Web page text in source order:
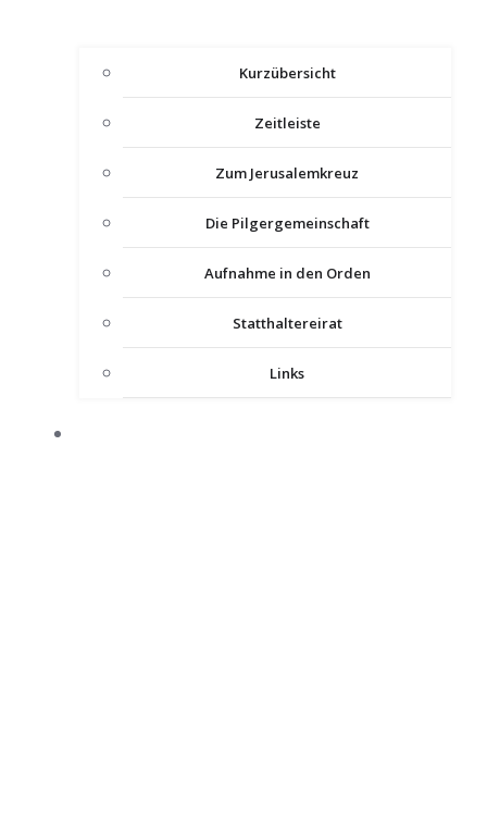
Kurzübersicht
Zeitleiste
Zum Jerusalemkreuz
Die Pilgergemeinschaft
Aufnahme in den Orden
Statthaltereirat
Links